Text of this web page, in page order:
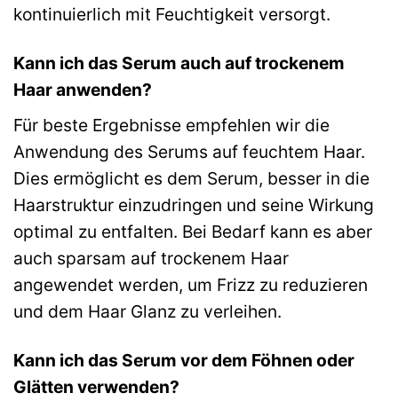
kontinuierlich mit Feuchtigkeit versorgt.
Kann ich das Serum auch auf trockenem
Haar anwenden?
Für beste Ergebnisse empfehlen wir die
Anwendung des Serums auf feuchtem Haar.
Dies ermöglicht es dem Serum, besser in die
Haarstruktur einzudringen und seine Wirkung
optimal zu entfalten. Bei Bedarf kann es aber
auch sparsam auf trockenem Haar
angewendet werden, um Frizz zu reduzieren
und dem Haar Glanz zu verleihen.
Kann ich das Serum vor dem Föhnen oder
Glätten verwenden?